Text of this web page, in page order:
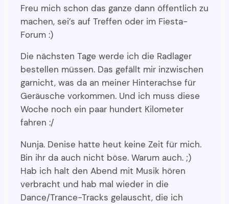
Freu mich schon das ganze dann öffentlich zu
machen, sei’s auf Treffen oder im Fiesta-
Forum :)
Die nächsten Tage werde ich die Radlager
bestellen müssen. Das gefällt mir inzwischen
garnicht, was da an meiner Hinterachse für
Geräusche vorkommen. Und ich muss diese
Woche noch ein paar hundert Kilometer
fahren :/
Nunja. Denise hatte heut keine Zeit für mich.
Bin ihr da auch nicht böse. Warum auch. ;)
Hab ich halt den Abend mit Musik hören
verbracht und hab mal wieder in die
Dance/Trance-Tracks gelauscht, die ich